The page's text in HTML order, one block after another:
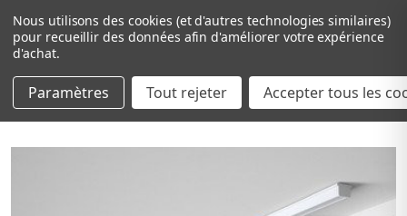
Passer au contenu principal
Nous utilisons des cookies (et d'autres technologies similaires)
pour recueillir des données afin d'améliorer votre expérience
d'achat.
Paramètres Tout rejeter Accepter tous les